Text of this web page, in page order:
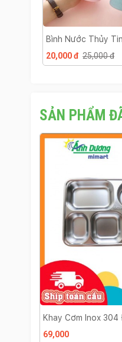
Bình Nước Thủy
20,000 đ 25,000 đ
SẢN PHẨM
Khay Cơm Inox
Ngăn Có Nắp Nhựa
69,000